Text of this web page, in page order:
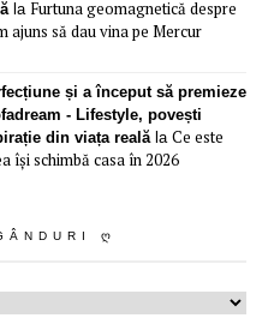
la Furtuna geomagnetică despre
ajuns să dau vina pe Mercur
și a început să premieze
- Lifestyle, povești
din viața realăla Ce este
își schimbă casa în 2026
Ღ